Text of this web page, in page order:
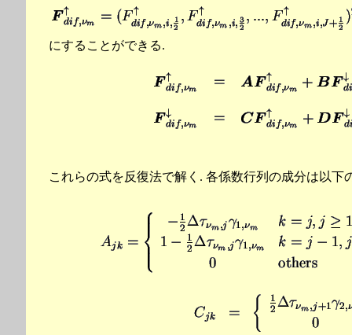
にすることができる.
これらの式を反復法で解く. 各係数行列の成分は以